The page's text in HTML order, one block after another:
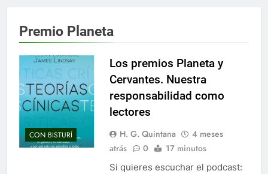
Premio Planeta
CON BISTURÍ
Los premios Planeta y
Cervantes. Nuestra
responsabilidad como
lectores
H. G. Quintana
4 meses
atrás
0 17 minutos
Si quieres escuchar el podcast: